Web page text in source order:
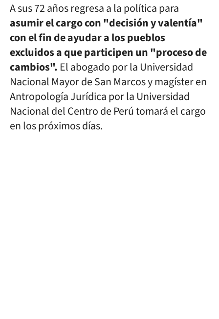
A sus 72 años regresa a la política para
asumir el cargo con "decisión y valentía"
con el fin de ayudar a los pueblos
excluidos a que participen un "proceso de
cambios". El abogado por la Universidad
Nacional Mayor de San Marcos y magíster en
Antropología Jurídica por la Universidad
Nacional del Centro de Perú tomará el cargo
en los próximos días.